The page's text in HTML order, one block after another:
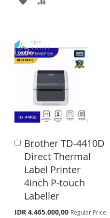
c
e
T
O
W
S
L
I
S
T
O
C
O
M
A
R
E
Brother TD-4410D
Direct Thermal
Label Printer
4inch P-touch
Labeller
SIDR 4.465.000,00 Regular Price
A
d
d
o
C
a
t